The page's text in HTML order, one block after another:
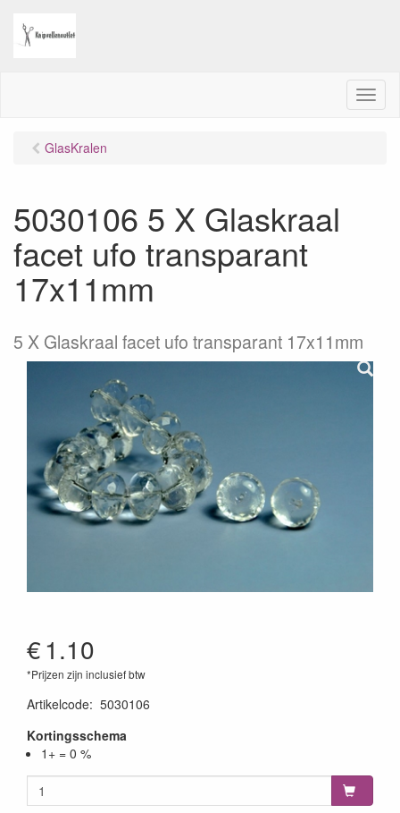
M
e
GlasKralen
5030106 5 X Glaskraal
facet ufo transparant
17x11mm
5 X Glaskraal facet ufo transparant 17x11mm
€1.10
*Prijzen zijn inclusief btw
Artikelcode: 5030106
Kortingsschema
1+ = 0 %